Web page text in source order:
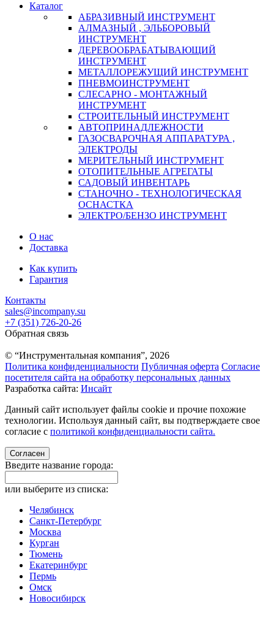
Каталог
АБРАЗИВНЫЙ ИНСТРУМЕНТ
АЛМАЗНЫЙ , ЭЛЬБОРОВЫЙ
ИНСТРУМЕНТ
ДЕРЕВООБРАБАТЫВАЮЩИЙ
ИНСТРУМЕНТ
МЕТАЛЛОРЕЖУЩИЙ ИНСТРУМЕНТ
ПНЕВМОИНСТРУМЕНТ
СЛЕСАРНО - МОНТАЖНЫЙ
ИНСТРУМЕНТ
СТРОИТЕЛЬНЫЙ ИНСТРУМЕНТ
АВТОПРИНАДЛЕЖНОСТИ
ГАЗОСВАРОЧНАЯ АППАРАТУРА ,
ЭЛЕКТРОДЫ
МЕРИТЕЛЬНЫЙ ИНСТРУМЕНТ
ОТОПИТЕЛЬНЫЕ АГРЕГАТЫ
САДОВЫЙ ИНВЕНТАРЬ
СТАНОЧНО - ТЕХНОЛОГИЧЕСКАЯ
ОСНАСТКА
ЭЛЕКТРО/БЕНЗО ИНСТРУМЕНТ
О нас
Доставка
Как купить
Гарантия
Контакты
sales@incompany.su
+7 (351) 726-20-26
Обратная связь
© “Инструментальная компания”, 2026
Политика конфиденциальности Публичная оферта Согласие
посетителя сайта на обработку персональных данных
Разработка сайта: Инсайт
Данный сайт использует файлы cookie и прочие похожие
технологии. Используя данный сайт, вы подтверждаете свое
согласие с политикой конфиденциальности сайта.
Согласен
Введите название города:
или выберите из списка:
Челябинск
Санкт-Петербург
Москва
Курган
Тюмень
Екатеринбург
Пермь
Омск
Новосибирск